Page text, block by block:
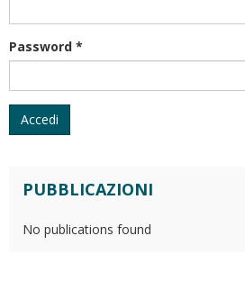
Password *
Accedi
PUBBLICAZIONI
No publications found